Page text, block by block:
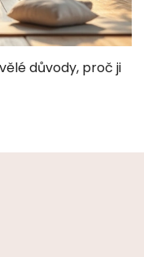
důvody, proč ji